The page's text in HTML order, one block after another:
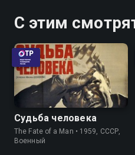
С этим
Судьба человека
The Fate of a Man • 1959, СССР,
Военный